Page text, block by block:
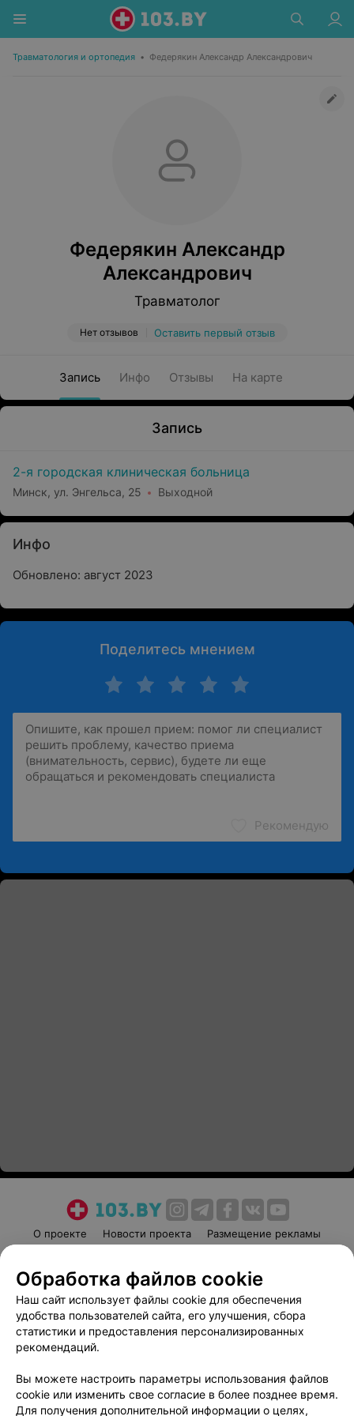
Травматология и ортопедия • Федерякин Александр Александрович
Федерякин Александр
Александрович
Травматолог
Нет отзывов Оставить первый отзыв
Запись Инфо Отзывы На карте
Запись
2-я городская клиническая больница
Минск, ул. Энгельса, 25 Выходной
Инфо
Обновлено: август 2023
Поделитесь мнением
Рекомендую
О проекте Новости проекта
Размещение рекламы
Пользовательское соглашение
Способы оплаты
Вакансии
Партнеры
Написать руководителю 103.by
Обработка персональных данных
Обработка файлов cookie
Наш сайт использует файлы cookie для обеспечения
удобства пользователей сайта, его улучшения, сбора
статистики и предоставления персонализированных
рекомендаций.
Вы можете настроить параметры использования файлов
cookie или изменить свое согласие в более позднее время.
Для получения дополнительной информации о целях,